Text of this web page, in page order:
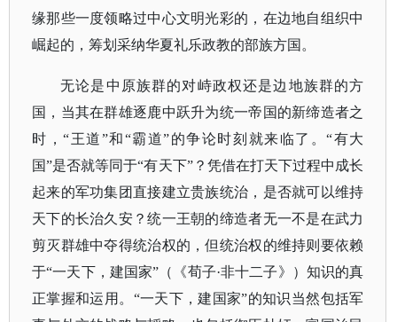
缘那些一度领略过中心文明光彩的，在边地自组织中
崛起的，筹划采纳华夏礼乐政教的部族方国。
无论是中原族群的对峙政权还是边地族群的方
国，当其在群雄逐鹿中跃升为统一帝国的新缔造者之
时，“王道”和“霸道”的争论时刻就来临了。“有大
国”是否就等同于“有天下”？凭借在打天下过程中成长
起来的军功集团直接建立贵族统治，是否就可以维持
天下的长治久安？统一王朝的缔造者无一不是在武力
剪灭群雄中夺得统治权的，但统治权的维持则要依赖
于“一天下，建国家”（《荀子·非十二子》）知识的真
正掌握和运用。“一天下，建国家”的知识当然包括军